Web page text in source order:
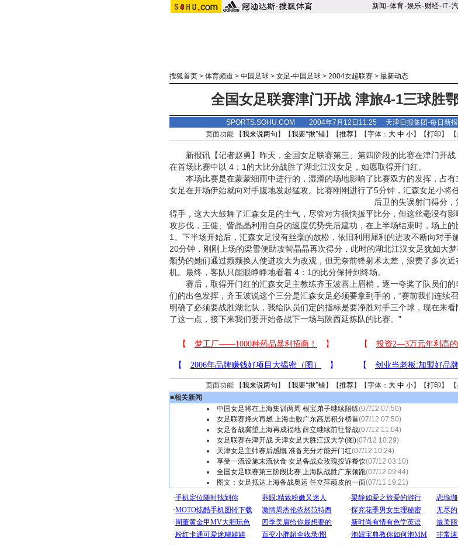
新闻-体育-娱乐-财经- IT-
搜狐首页 > 体育频道 > 中国足球 > 女足-中国足球 > 2004女超联赛 > 最新动态
全国女足联赛津门开战 津旅4-1三球胜
SPORTS.SOHU.COM 2004年7月12日11:25 天津日报集团-每日新报
页面功能 【我来说两句 】【我要“揪”错】【推荐】【字体： 大 中 小】【打印 】 【
新报讯【记者赵勇】昨天，全国女足联赛第三、第四阶段的比赛在津门开战
在首场比赛中以 4：1的大比分战胜了湖北江汉女足，如愿取得开门红。
本场比赛是在蒙蒙细雨中进行的，湿滑的场地影响了比赛双方的发挥，占有
女足在开场伊始就向对手腹地发起猛攻。比赛刚刚进行了5分钟，汇森女足小将
后卫的失误射门得分
得手，这大大鼓舞了汇森女足的士气，尽管对方很快扳平比分，但这丝毫没有
攻步伐，王健、訾晶晶利用自身的速度优势先后建功，在上半场结束时，场上的
1。下半场开始后，汇森女足没有丝毫的放松，依旧利用犀利的进攻不断向对手
20分钟，刚刚上场的梁雪便助攻訾晶晶再次得分，此时的湖北江汉女足犹如大
颓势的她们通过频频换人使进攻大为改观，但无奈前锋射术太差，浪费了多次近
机。最终，客队只能眼睁睁地看着 4：1的比分保持到终场。
赛后，取得开门红的汇森女足主教练齐玉波喜上眉梢，逐一夸奖了队员们的
们的出色发挥，齐玉波说这个三分是汇森女足必须要拿到手的，“赛前我们连续
明确了必须要战胜湖北队，我给队员们定的指标是要净胜对手三个球，现在来看
了这一点，接下来我们要开始备战下一场与陕西延炼队的比赛。”
页面功能 【我来说两句 】【我要“揪”错】【推荐】【字体： 大 中 小】【打印 】 【
■相关新闻
中国女足将在上海集训两周 根宝弟子继续陪练(07/12 07:50)
女足联赛烽火再燃 上海击败广东高居积分榜首(07/12 07:50)
女足备战冀望上海再成福地 薛立继续前往督战(07/12 11:04)
女足联赛在津开战 天津女足大胜江汉大学(图)(07/12 10:29)
天津女足主帅赛后感慨 准备充分才能开门红(07/12 10:24)
享受一流设施末流伙食 女足备战众玫瑰投诉餐饮(07/12 03:10)
全国女足联赛第三阶段比赛 上海队战胜广东领跑(07/12 09:44)
图文：女足抵达上海备战奥运 任立萍顽皮的一面(07/11 19:21)